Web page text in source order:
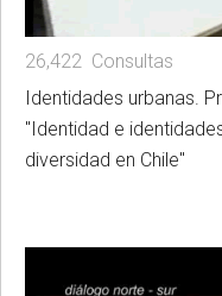
26,422 Consultas
Identidades urbanas.
"Identidad e
diversidad en Chile"